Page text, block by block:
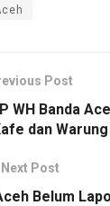
Post
WH Banda
dan
Next Post
Belum